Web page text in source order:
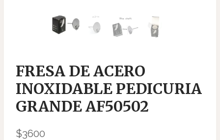
FRESA DE ACERO
INOXIDABLE PEDICURIA
GRANDE AF50502
$3600